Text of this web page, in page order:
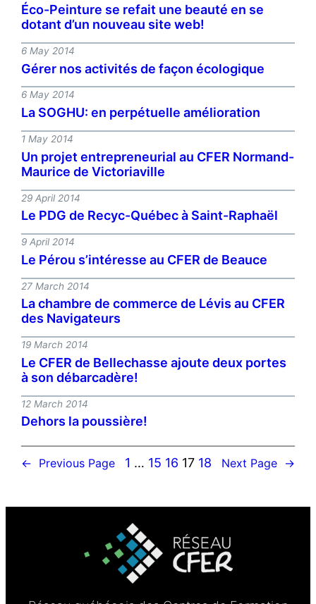
Éco-Peinture se refait une beauté en se
dotant d’un nouveau site web!
6 May 2014
Gérer nos activités de façon écologique
6 May 2014
La SOGHU: en perpétuelle amélioration
1 May 2014
Un projet entrepreneurial au CFER Normand-
Maurice de Victoriaville
29 April 2014
Le PDG de Recyc-Québec à Saint-Raphaël
9 April 2014
Le Pérou s’intéresse au CFER de Beauce
27 March 2014
La chambre de commerce de Lévis au CFER
des Navigateurs
19 March 2014
Le CFER de Bellechasse ajoute deux portes
à son débarcadère!
12 March 2014
Dehors la poussière!
← Previous Page 1 … 15 16 17 18 Next Page →